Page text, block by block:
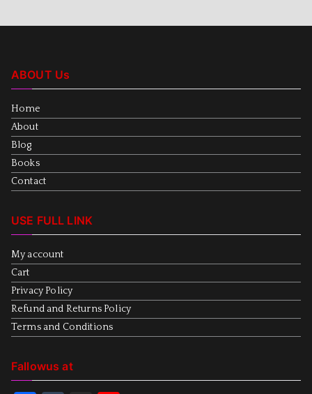
ABOUT Us
Home
About
Blog
Books
Contact
USE FULL LINK
My account
Cart
Privacy Policy
Refund and Returns Policy
Terms and Conditions
Fallowus at